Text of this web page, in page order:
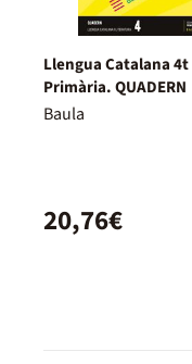
Llengua Catalana 4t
Primària. QUADERN
Baula
20,76€